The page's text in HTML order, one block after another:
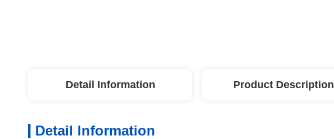
Detail Information Product Description
Detail Information